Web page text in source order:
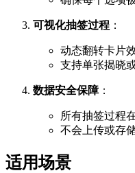
可视化抽签过程 ：
动态翻转卡片
支持单张揭晓
数据安全保障：
所有抽签过程
不会上传或存
适用场景